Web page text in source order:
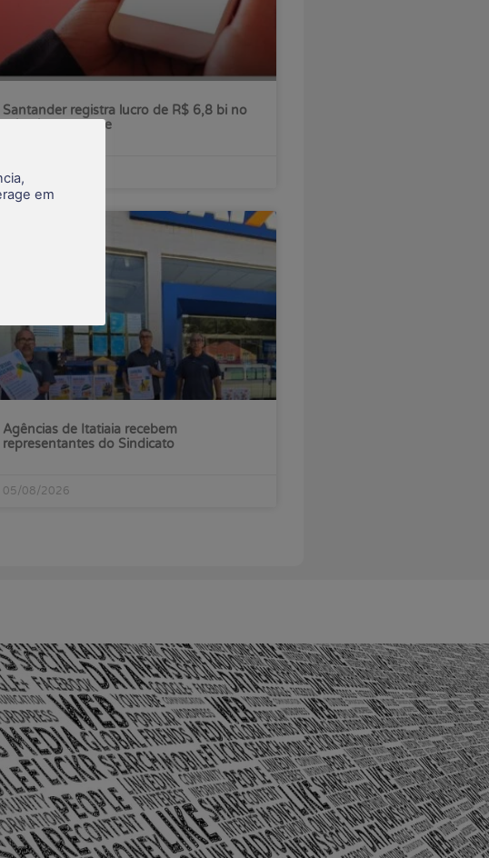
Santander registra lucro de R$ 6,8 bi no
primeiro semestre
05/08/2026
Agências de Itatiaia recebem
representantes do Sindicato
05/08/2026
em